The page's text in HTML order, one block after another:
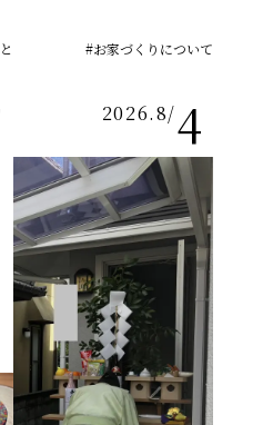
2026.8/4
#お家づくりについて